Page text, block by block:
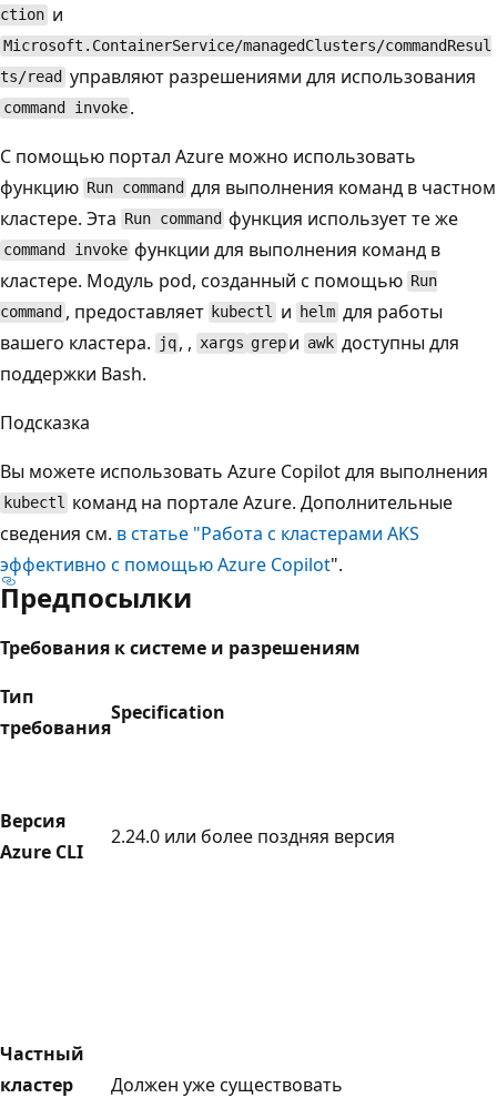
ction и
Microsoft.ContainerService/managedClusters/commandResul
ts/read управляют разрешениями для использования
command invoke .
С помощью портал Azure можно использовать
функцию Run command для выполнения команд в частном
кластере. Эта Run command функция использует те же
command invoke функции для выполнения команд в
кластере. Модуль pod, созданный с помощью Run
command , предоставляет kubectl и helmдля работы
вашего кластера.
jq , ,xargs grep и awkдоступны для
поддержки Bash.
Подсказка
Вы можете использовать Azure Copilot для выполнения
kubectl команд на портале Azure. Дополнительные
сведения см. в статье "Работа с кластерами AKS
эффективно с помощью Azure Copilot".
Предпосылки
Требования к системе и разрешениям
Тип
требования
Specification
Версия
Azure CLI
2.24.0 или более поздняя версия
Частный
кластер
Должен уже существовать